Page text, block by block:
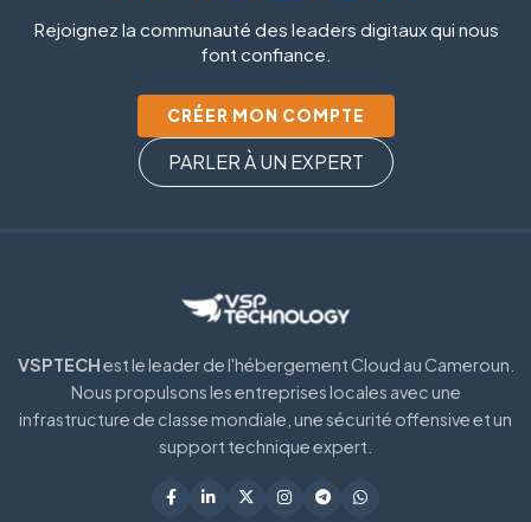
Rejoignez la communauté des leaders digitaux qui nous
font confiance.
CRÉER MON COMPTE
PARLER À UN EXPERT
VSPTECHest le leader de l'hébergement Cloud au Cameroun.
Nous propulsons les entreprises locales avec une
infrastructure de classe mondiale, une sécurité offensive et un
support technique expert.